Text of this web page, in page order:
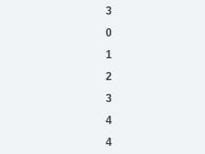
3
0
1
2
3
4
4